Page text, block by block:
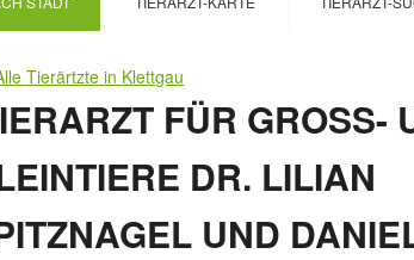
Tierärtzte in Klettgau
FÜR GROSS-
DR. LILIAN S
UND DANIEL